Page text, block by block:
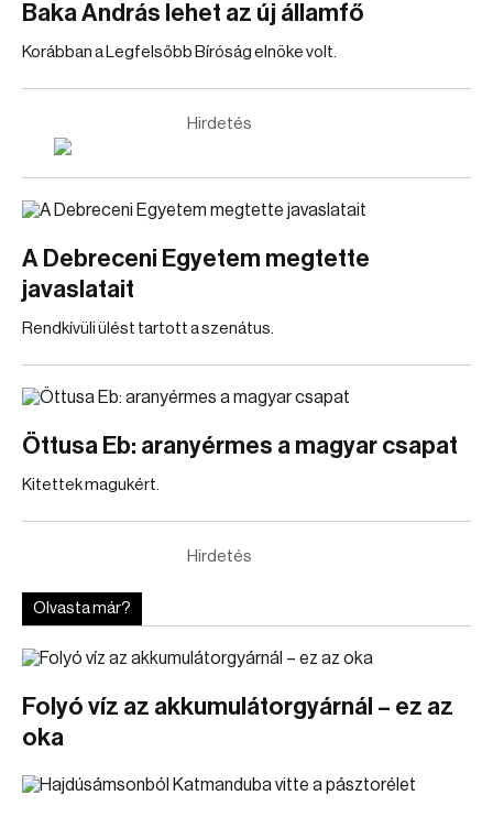
Baka András lehet az új államfő
Korábban a Legfelsőbb Bíróság elnöke volt.
Hirdetés
A Debreceni Egyetem megtette
javaslatait
Rendkívüli ülést tartott a szenátus.
Öttusa Eb: aranyérmes a magyar csapat
Kitettek magukért.
Hirdetés
Olvasta már?
Folyó víz az akkumulátorgyárnál – ez az
oka